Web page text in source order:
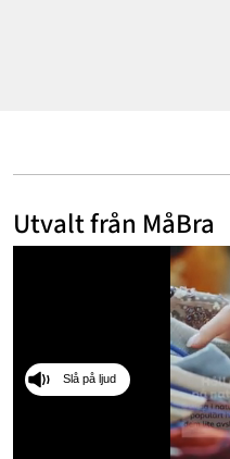
Utvalt från MåBra
Slå på ljud